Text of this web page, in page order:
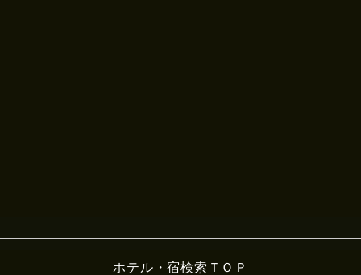
ホテル・宿検索ＴＯＰ